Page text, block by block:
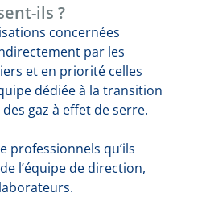
ils ?
concernées
par les
et en priorité celles
dédiée à la transition
gaz à effet de serre.
professionnels qu’ils
l’équipe de direction,